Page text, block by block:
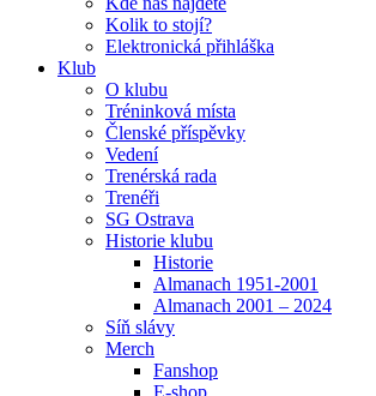
Kolik to stojí?
Elektronická přihláška
Klub
O klubu
Tréninková místa
Členské příspěvky
Vedení
Trenérská rada
Trenéři
SG Ostrava
Historie klubu
Historie
Almanach 1951-2001
Almanach 2001 – 2024
Síň slávy
Merch
Fanshop